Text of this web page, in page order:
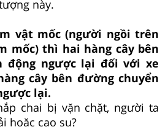
này.
vật mốc (người ngồi trên
mốc) thì hai hàng cây bên
động ngược lại đối với xe
cây bên đường chuyển
lại.
chai bị vặn chặt, người ta
hoặc cao su?